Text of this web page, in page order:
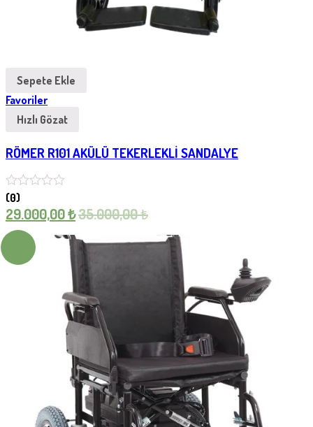
Sepete Ekle
Favoriler
Hızlı Gözat
RÖMER R101 AKÜLÜ TEKERLEKLİ SANDALYE
(0)
29.000,00₺35.000,00₺